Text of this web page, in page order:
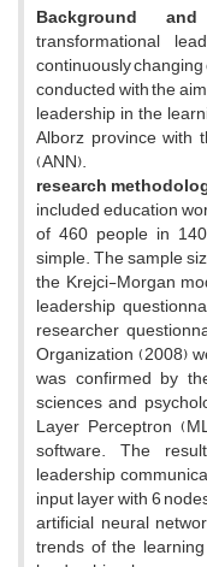
Background
transformational
continuously
conducted with the
leadership in the
Alborz province with
(ANN).
research
included education
of 460 people in
simple. The sample
the Krejci-Morgan
leadership
researcher
Organization (2008)
was confirmed by
sciences and
Layer Perceptron
software. The
leadership
input layer with 6
artificial neural
trends of the